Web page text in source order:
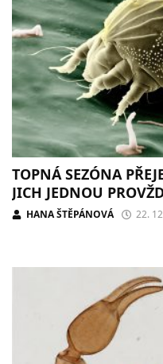
TOPNÁ SEZÓNA
JICH JEDNOU
HANA ŠTĚPÁNOVÁ 22.